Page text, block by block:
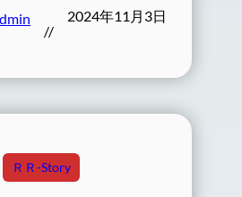
//
2024年11月3日
ＲＲ-Story